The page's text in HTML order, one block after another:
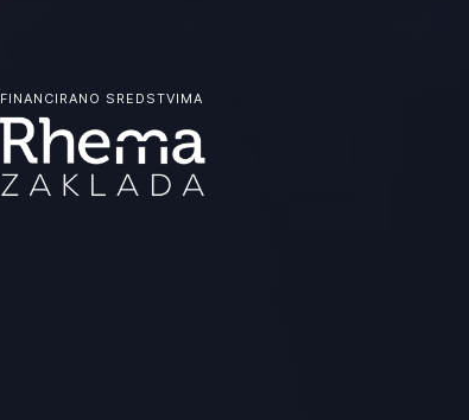
FINANCIRANO SREDSTVIMA